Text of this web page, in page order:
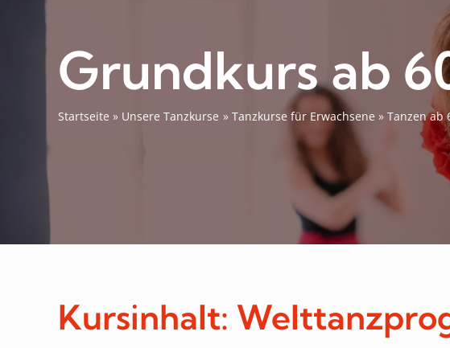
Grundkurs ab
Startseite Unsere Tanzkurse Tanzkurse für Erwachsene Tanzen ab
Kursinhalt: